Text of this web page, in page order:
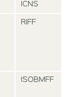
ICNS
RIFF
ISOBMFF